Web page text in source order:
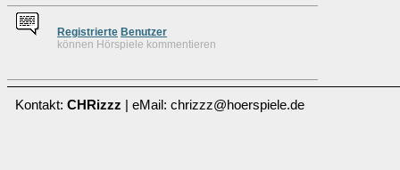
Registrierte Benutzer
können Hörspiele kommentieren
Kontakt: CHRizzz | eMail: chrizzz@hoerspiele.de